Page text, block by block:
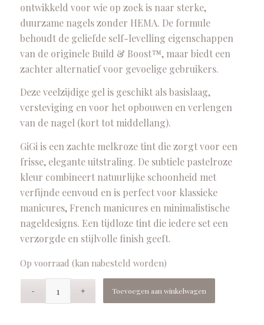
ontwikkeld voor wie op zoek is naar sterke,
duurzame nagels zonder HEMA. De formule
behoudt de geliefde self-levelling eigenschappen
van de originele Build & Boost™, maar biedt een
zachter alternatief voor gevoelige gebruikers.
Deze veelzijdige gel is geschikt als basislaag,
versteviging en voor het opbouwen en verlengen
van de nagel (kort tot middellang).
GiGi is een zachte melkroze tint die zorgt voor een
frisse, elegante uitstraling. De subtiele pastelroze
kleur combineert natuurlijke schoonheid met
verfijnde eenvoud en is perfect voor klassieke
manicures, French manicures en minimalistische
nageldesigns. Een tijdloze tint die iedere set een
verzorgde en stijlvolle finish geeft.
Op voorraad (kan nabesteld worden)
Toevoegen aan winkelwagen